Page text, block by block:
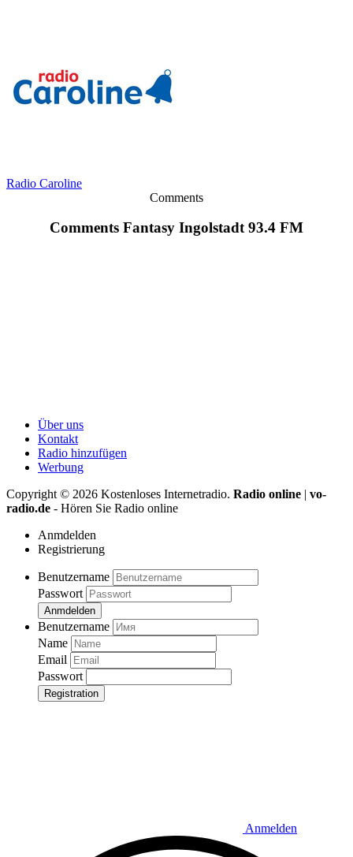
Radio Caroline
Comments
Comments Fantasy Ingolstadt 93.4 FM
Über uns
Kontakt
Radio hinzufügen
Werbung
Copyright © 2026 Kostenloses Internetradio. Radio online | vo-
radio.de - Hören Sie Radio online
Anmdelden
Registrierung
Benutzername
Passwort
Anmdelden
Benutzername
Name
Email
Passwort
Registration
Anmelden